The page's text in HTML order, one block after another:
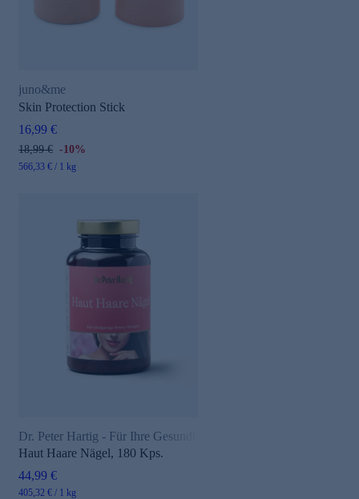
juno&me
Skin Protection Stick
16,99 €
18,99 € -10%
566,33 € / 1 kg
Dr. Peter Hartig - Für Ihre Gesundheit
Haut Haare Nägel, 180 Kps.
44,99 €
405,32 € / 1 kg